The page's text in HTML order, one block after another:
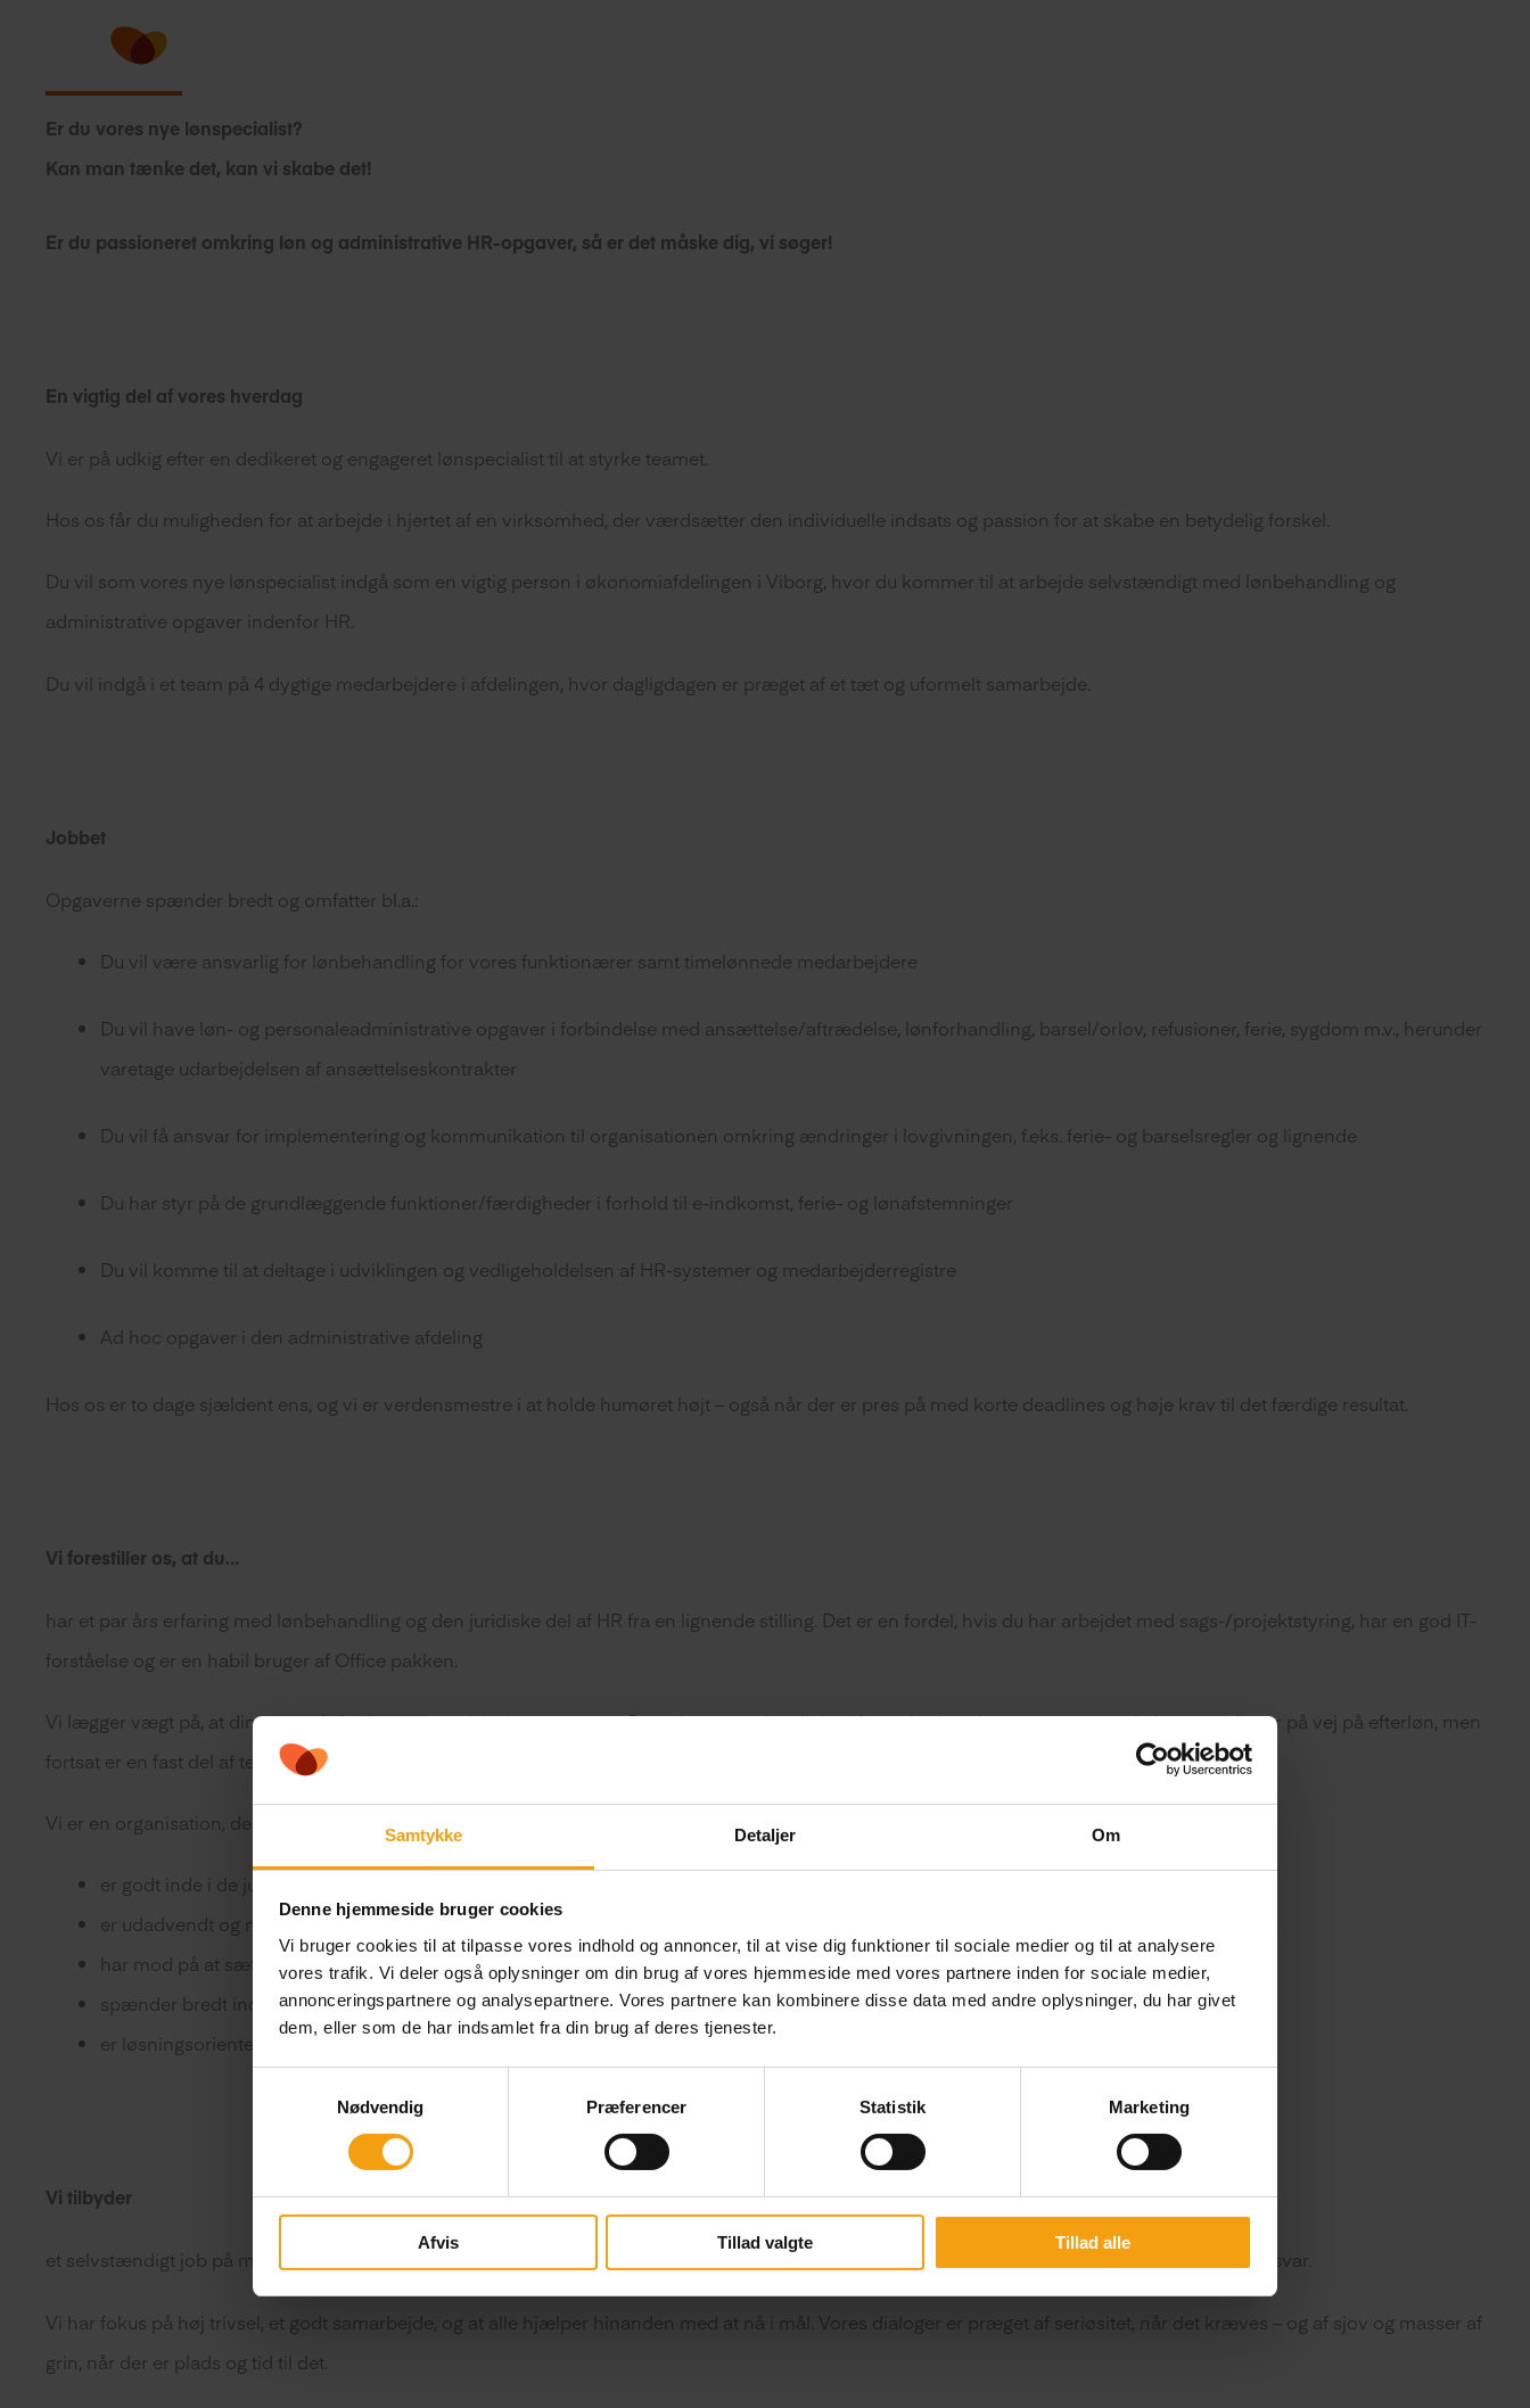
Samtykke Detaljer Om
Denne hjemmeside bruger cookies
Vi bruger cookies til at tilpasse vores indhold og annoncer, til at vise dig funktioner til sociale medier og til at analysere
vores trafik. Vi deler også oplysninger om din brug af vores hjemmeside med vores partnere inden for sociale medier,
annonceringspartnere og analysepartnere. Vores partnere kan kombinere disse data med andre oplysninger, du har givet
dem, eller som de har indsamlet fra din brug af deres tjenester.
Nødvendig
Præferencer Statistik Marketing
Afvis Tillad valgte Tillad alle
indholdet
Er du vores nye lønspecialist?
Kan man tænke det, kan vi skabe det!
Er du passioneret omkring løn og administrative HR-opgaver, så er det måske dig, vi søger!
En vigtig del af vores hverdag
Vi er på udkig efter en dedikeret og engageret lønspecialist til at styrke teamet.
Hos os får du muligheden for at arbejde i hjertet af en virksomhed, der værdsætter den individuelle indsats og passion for at skabe en betydelig forskel.
Du vil som vores nye lønspecialist indgå som en vigtig person i økonomiafdelingen i Viborg, hvor du kommer til at arbejde selvstændigt med lønbehandling og
administrative opgaver indenfor HR.
Du vil indgå i et team på 4 dygtige medarbejdere i afdelingen, hvor dagligdagen er præget af et tæt og uformelt samarbejde.
Jobbet
Opgaverne spænder bredt og omfatter bl.a.:
Du vil være ansvarlig for lønbehandling for vores funktionærer samt timelønnede medarbejdere
Du vil have løn- og personaleadministrative opgaver i forbindelse med ansættelse/aftrædelse, lønforhandling, barsel/orlov, refusioner, ferie, sygdom m.v., herunder
varetage udarbejdelsen af ansættelseskontrakter
Du vil få ansvar for implementering og kommunikation til organisationen omkring ændringer i lovgivningen, f.eks. ferie- og barselsregler og lignende
Du har styr på de grundlæggende funktioner/færdigheder i forhold til e-indkomst, ferie- og lønafstemninger
Du vil komme til at deltage i udviklingen og vedligeholdelsen af HR-systemer og medarbejderregistre
Ad hoc opgaver i den administrative afdeling
Hos os er to dage sjældent ens, og vi er verdensmestre i at holde humøret højt – også når der er pres på med korte deadlines og høje krav til det færdige resultat.
Vi forestiller os, at du…
har et par års erfaring med lønbehandling og den juridiske del af HR fra en lignende stilling. Det er en fordel, hvis du har arbejdet med sags-/projektstyring, har en god IT-
forståelse og er en habil bruger af Office pakken.
Vi lægger vægt på, at din personlighed passer godt ind i vores team. Der vil være god mulighed for oplæring, da vores nuværende lønspecialist er på vej på efterløn, men
fortsat er en fast del af teamet.
Vi er en organisation, der har fokus på at udvikle og optimere forretningsområderne, og vi håber derfor, at du:
er godt inde i de juridiske aspekter af personaleledelse, såsom regler for arbejdstid, ferie, sygefravær etc. og har indblik i overenskomster
er udadvendt og motiveres af dialoger, hvor du kan hjælpe dine kolleger og evner at skabe tillidsfulde relationer på tværs af organisationen
har mod på at sætte dig ind i nye områder og har fokus på optimering af egne arbejdsområder
spænder bredt inden for dit felt og sætter en ære i høj faglighed
er løsningsorienteret, struktureret og arbejder selvstændigt
Vi tilbyder
et selvstændigt job på min. 30 timer pr. uge med spændende arbejdsopgaver i et godt og uhøjtideligt arbejdsmiljø, hvor den enkelte selv tager ansvar.
Vi har fokus på høj trivsel, et godt samarbejde, og at alle hjælper hinanden med at nå i mål. Vores dialoger er præget af seriøsitet, når det kræves – og af sjov og masser af
grin, når der er plads og tid til det.